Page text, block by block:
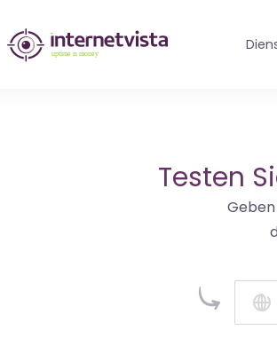
internetvista
Testen